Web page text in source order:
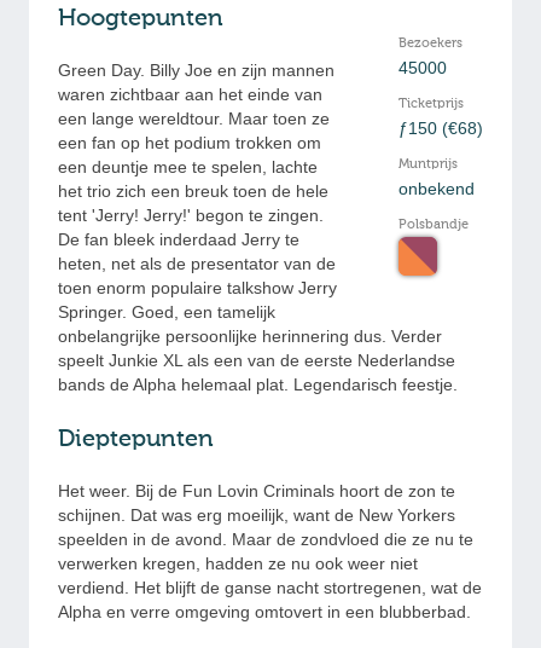
Bezoekers
45000
Ticketprijs
ƒ150 (€68)
Muntprijs
onbekend
Polsbandje
Hoogtepunten
Green Day. Billy Joe en zijn mannen
waren zichtbaar aan het einde van
een lange wereldtour. Maar toen ze
een fan op het podium trokken om
een deuntje mee te spelen, lachte
het trio zich een breuk toen de hele
tent 'Jerry! Jerry!' begon te zingen.
De fan bleek inderdaad Jerry te
heten, net als de presentator van de
toen enorm populaire talkshow Jerry
Springer. Goed, een tamelijk
onbelangrijke persoonlijke herinnering dus. Verder
speelt Junkie XL als een van de eerste Nederlandse
bands de Alpha helemaal plat. Legendarisch feestje.
Dieptepunten
Het weer. Bij de Fun Lovin Criminals hoort de zon te
schijnen. Dat was erg moeilijk, want de New Yorkers
speelden in de avond. Maar de zondvloed die ze nu te
verwerken kregen, hadden ze nu ook weer niet
verdiend. Het blijft de ganse nacht stortregenen, wat de
Alpha en verre omgeving omtovert in een blubberbad.